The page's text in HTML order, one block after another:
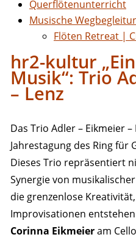
Querflötenunterricht
Musische
Flöten Retreat |
hr2-kultur
Musik“: Trio
– Lenz
Das Trio Adler – Eikmeier
Jahrestagung des Ring
Dieses Trio repräsentiert
Synergie von
die grenzenlose
Improvisationen
Corinna Eikmeieram